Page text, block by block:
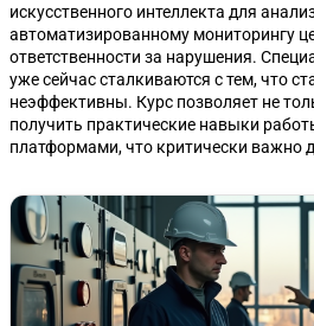
искусственного интеллекта для
автоматизированному мониторингу
ответственности за нарушения.
уже сейчас сталкиваются с тем, что
неэффективны. Курс позволяет не
получить практические навыки
платформами, что критически важно